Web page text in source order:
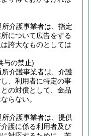
介護事業者は、指定
について広告をする
誇大なものとしては
与の禁止)
介護事業者は、介護
、利用者に特定の事
の対償として、金品
らない。
介護事業者は、提供
護に係る利用者及び